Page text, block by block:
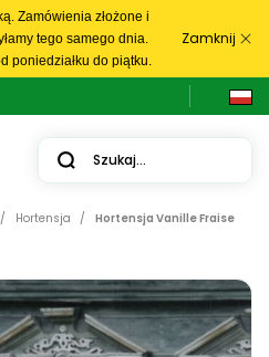
Zamówienia złożone i
tego samego dnia.
poniedziałku do piątku.
Zamknij
Hortensja
Hortensja Vanille Fraise